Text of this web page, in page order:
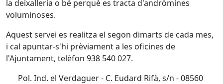
la deixalleria o bé perquè es tracta d'andròmines
voluminoses.
Aquest servei es realitza el segon dimarts de cada mes,
i cal apuntar-s'hi prèviament a les oficines de
l'Ajuntament, telèfon 938 540 027.
Pol. Ind. el Verdaguer - C. Eudard Rifà, s/n - 08560